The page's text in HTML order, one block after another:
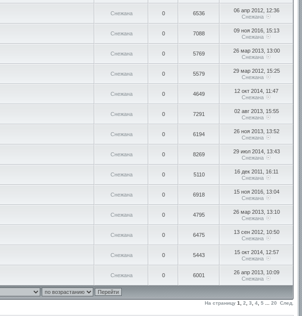
Снежана 0 6536
06 апр 2012, 12:36
Снежана
Снежана 0 7088
09 ноя 2016, 15:13
Снежана
Снежана 0 5769
26 мар 2013, 13:00
Снежана
Снежана 0 5579
29 мар 2012, 15:25
Снежана
Снежана 0 4649
12 окт 2014, 11:47
Снежана
Снежана 0 7291
02 авг 2013, 15:55
Снежана
Снежана 0 6194
26 ноя 2013, 13:52
Снежана
Снежана 0 8269
29 июл 2014, 13:43
Снежана
Снежана 0 5110
16 дек 2011, 16:11
Снежана
Снежана 0 6918
15 ноя 2016, 13:04
Снежана
Снежана 0 4795
26 мар 2013, 13:10
Снежана
Снежана 0 6475
13 сен 2012, 10:50
Снежана
Снежана 0 5443
15 окт 2014, 12:57
Снежана
Снежана 0 6001
26 апр 2013, 10:09
Снежана
На страницу 1 2 3 4 5 20 След.